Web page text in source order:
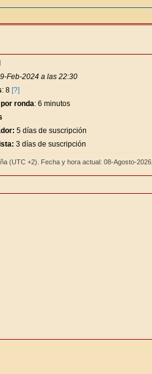
Feb-2024 a las 22:30
: 8 [?]
ronda: 6 minutos
5 días de suscripción
3 días de suscripción
(UTC +2). Fecha y hora actual: 08-Agosto-2026,